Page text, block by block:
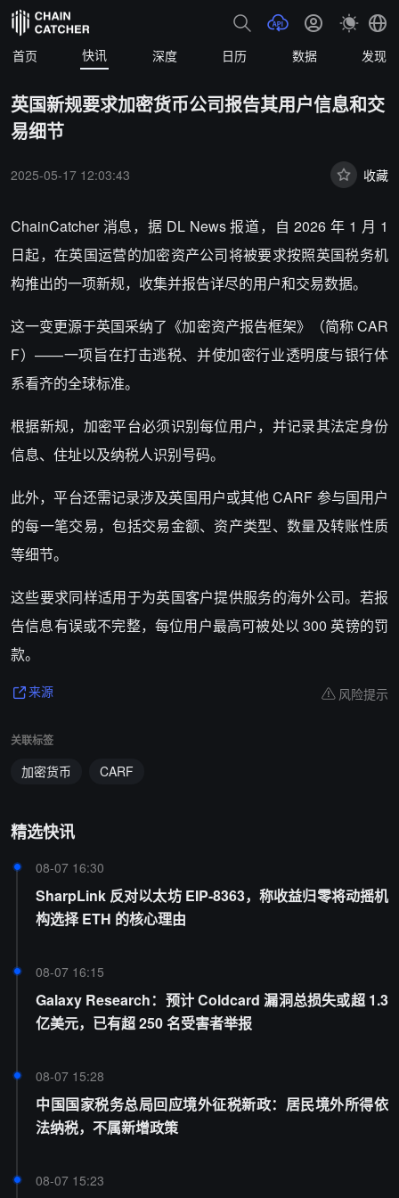
首页 快讯 深度 日历 数据 发现
英国新规要求加密货币公司报告其用户信息和交
易细节
2025-05-17 12:03:43 收藏
ChainCatcher 消息，据 DL News 报道，自 2026 年 1 月 1
日起，在英国运营的加密资产公司将被要求按照英国税务机
构推出的一项新规，收集并报告详尽的用户和交易数据。
这一变更源于英国采纳了《加密资产报告框架》（简称 CAR
F）——一项旨在打击逃税、并使加密行业透明度与银行体
系看齐的全球标准。
根据新规，加密平台必须识别每位用户，并记录其法定身份
信息、住址以及纳税人识别号码。
此外，平台还需记录涉及英国用户或其他 CARF 参与国用户
的每一笔交易，包括交易金额、资产类型、数量及转账性质
等细节。
这些要求同样适用于为英国客户提供服务的海外公司。若报
告信息有误或不完整，每位用户最高可被处以 300 英镑的罚
款。
来源 风险提示
关联标签
加密货币 CARF
精选快讯
08-07 16:30
SharpLink 反对以太坊 EIP-8363，称收益归零将动摇机
构选择 ETH 的核心理由
08-07 16:15
Galaxy Research：预计 Coldcard 漏洞总损失或超 1.3
亿美元，已有超 250 名受害者举报
08-07 15:28
中国国家税务总局回应境外征税新政：居民境外所得依
法纳税，不属新增政策
08-07 15:23